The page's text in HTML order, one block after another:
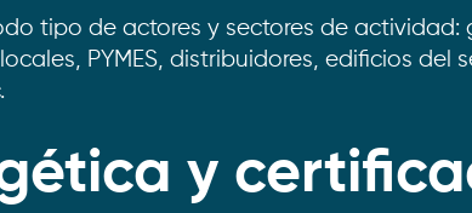
tipo de actores y sectores de actividad:
PYMES, distribuidores, edificios del
y